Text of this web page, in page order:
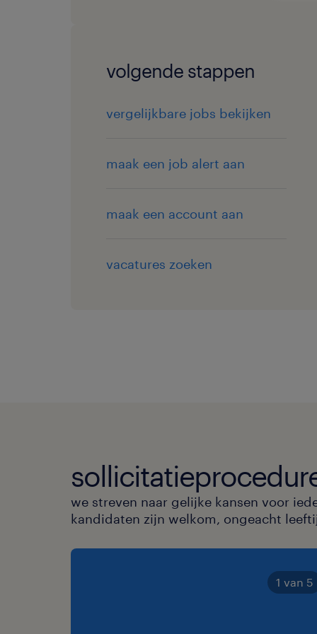
volgende stappen
vergelijkbare jobs bekijken
maak een job alert aan
maak een account aan
vacatures zoeken
we streven naar gelijke kansen voor
kandidaten zijn welkom, ongeacht
1 van 5